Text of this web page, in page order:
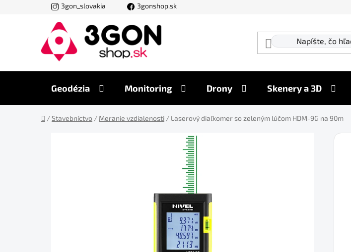
3gon_slovakia 3gonshop.sk
Geodézia Monitoring Drony Skenery a 3D
Domov
/Stavebníctvo / Meranie vzdialenosti / Laserový diaľkomer so zeleným lúčom HDM-9G na 90m